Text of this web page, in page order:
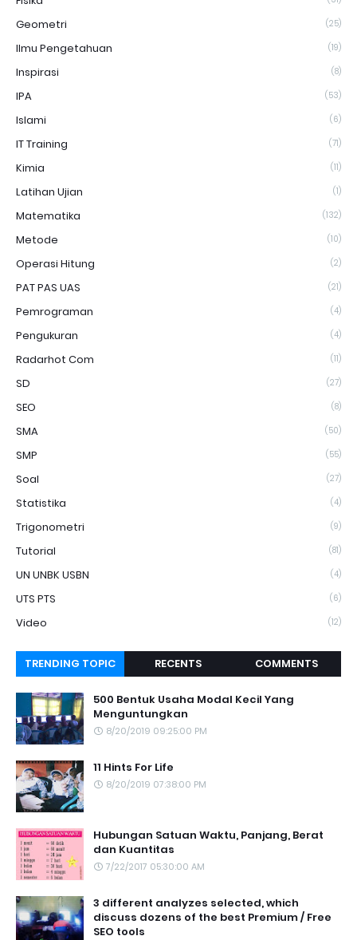
Geometri (25)
Ilmu Pengetahuan (19)
Inspirasi (8)
IPA (53)
Islami (6)
IT Training (71)
Kimia (11)
Latihan Ujian (1)
Matematika (132)
Metode (10)
Operasi Hitung (2)
PAT PAS UAS (21)
Pemrograman (4)
Pengukuran (4)
Radarhot Com (11)
SD (27)
SEO (8)
SMA (50)
SMP (55)
Soal (27)
Statistika (4)
Trigonometri (9)
Tutorial (81)
UN UNBK USBN (4)
UTS PTS (6)
Video (12)
TRENDING TOPIC RECENTS COMMENTS
500 Bentuk Usaha Modal Kecil Yang
Menguntungkan
8/20/2019 09:25:00 PM
11 Hints For Life
8/20/2019 07:38:00 PM
Hubungan Satuan Waktu, Panjang, Berat
dan Kuantitas
7/22/2017 05:30:00 AM
3 different analyzes selected, which
discuss dozens of the best Premium / Free
SEO tools